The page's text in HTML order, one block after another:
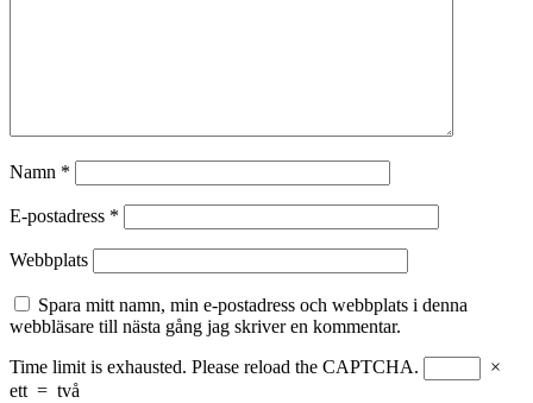
Namn *
E-postadress *
Webbplats
Spara mitt namn, min e-postadress och webbplats i denna
webbläsare till nästa gång jag skriver en kommentar.
Time limit is exhausted. Please reload the CAPTCHA.
×
ett = två